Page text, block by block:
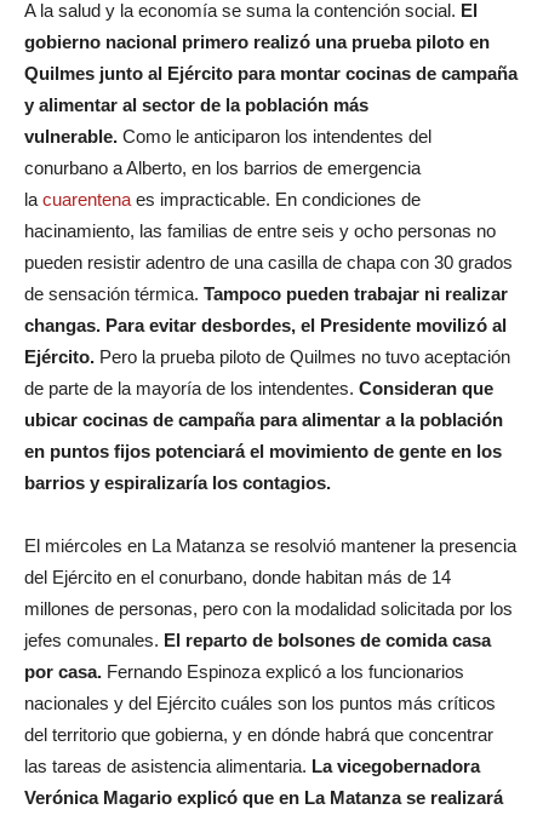
A la salud y la economía se suma la contención social. El
gobierno nacional primero realizó una prueba piloto en
Quilmes junto al Ejército para montar cocinas de campaña
y alimentar al sector de la población más
vulnerable. Como le anticiparon los intendentes del
conurbano a Alberto, en los barrios de emergencia
la cuarentena es impracticable. En condiciones de
hacinamiento, las familias de entre seis y ocho personas no
pueden resistir adentro de una casilla de chapa con 30 grados
de sensación térmica. Tampoco pueden trabajar ni realizar
changas. Para evitar desbordes, el Presidente movilizó al
Ejército. Pero la prueba piloto de Quilmes no tuvo aceptación
de parte de la mayoría de los intendentes. Consideran que
ubicar cocinas de campaña para alimentar a la población
en puntos fijos potenciará el movimiento de gente en los
barrios y espiralizaría los contagios.
El miércoles en La Matanza se resolvió mantener la presencia
del Ejército en el conurbano, donde habitan más de 14
millones de personas, pero con la modalidad solicitada por los
jefes comunales. El reparto de bolsones de comida casa
por casa. Fernando Espinoza explicó a los funcionarios
nacionales y del Ejército cuáles son los puntos más críticos
del territorio que gobierna, y en dónde habrá que concentrar
las tareas de asistencia alimentaria. La vicegobernadora
Verónica Magario explicó que en La Matanza se realizará